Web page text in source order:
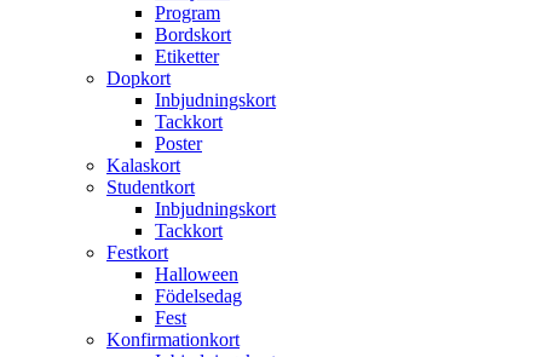
Program
Bordskort
Etiketter
Dopkort
Inbjudningskort
Tackkort
Poster
Kalaskort
Studentkort
Inbjudningskort
Tackkort
Festkort
Halloween
Födelsedag
Fest
Konfirmationkort